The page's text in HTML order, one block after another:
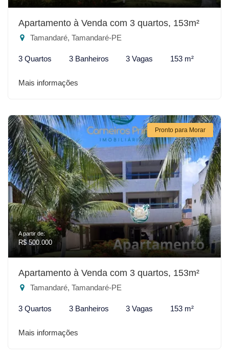
Apartamento à Venda com 3 quartos, 153m²
Tamandaré, Tamandaré-PE
3 Quartos 3 Banheiros 3 Vagas 153 m²
Mais informações
Pronto para Morar
A partir de:
R$ 500.000
Apartamento à Venda com 3 quartos, 153m²
Tamandaré, Tamandaré-PE
3 Quartos 3 Banheiros 3 Vagas 153 m²
Mais informações